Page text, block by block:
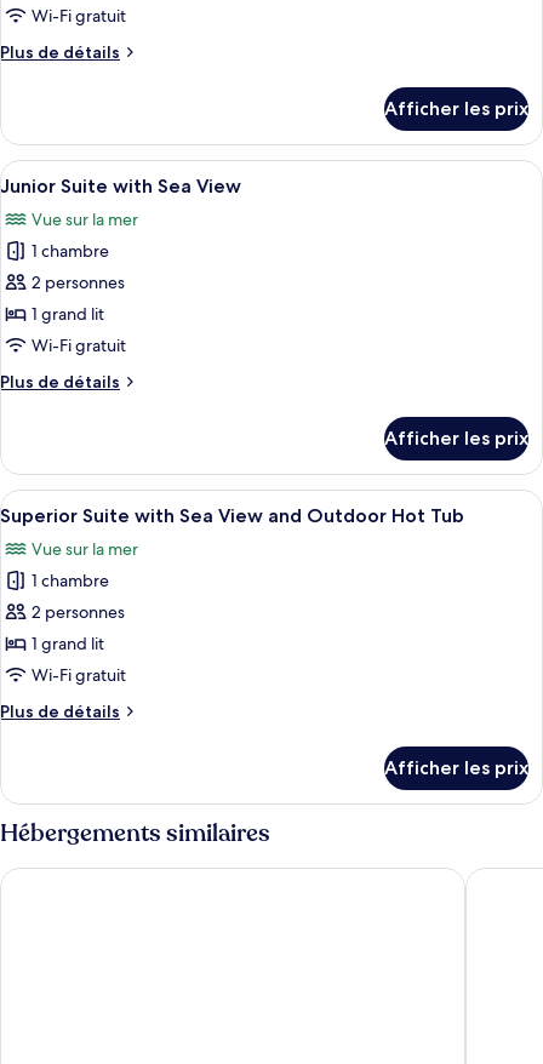
type
chambre :
with
Sea
and
Outdoor
Hot
Tub
Wi-Fi gratuit
Plus de détails
Plus
Deluxe
Suite
with
View
and
Hot
Tub
Afficher les prix
Afficher
toutes
les
photos
pour
ce
type
chambre :
with
Sea
View
Un balcon avec une table blanche
7
Junior Suite with Sea View
Vue sur la mer
1 chambre
2 personnes
1 grand lit
Wi-Fi gratuit
Plus de détails
Plus
Junior
Suite
with
Sea
View
Afficher les prix
Afficher
toutes
les
photos
pour
ce
type
chambre :
with
Sea
View
and
Une pièce avec vue sur la mer, une
9
Superior Suite with Sea View and Outdoor Hot Tub
Vue sur la mer
1 chambre
2 personnes
1 grand lit
Wi-Fi gratuit
Plus de détails
Plus
Superior
Suite
with
View
Afficher les prix
Hébergements similaires
Blue Waves Hotel Lilium